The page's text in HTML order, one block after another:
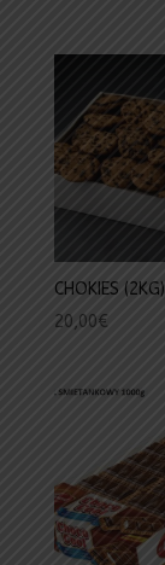
CHOKIES (2KG)
20,00€